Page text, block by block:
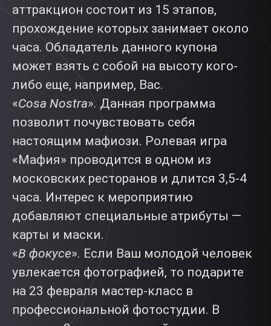
аттракцион состоит из 15 этапов,
прохождение которых занимает около
часа. Обладатель данного купона
может взять с собой на высоту кого-
либо еще, например, Вас.
«Cosa Nostra». Данная программа
позволит почувствовать себя
настоящим мафиози. Ролевая игра
«Мафия» проводится в одном из
московских ресторанов и длится 3,5-4
часа. Интерес к мероприятию
добавляют специальные атрибуты —
карты и маски.
«В фокусе». Если Ваш молодой человек
увлекается фотографией, то подарите
на 23 февраля мастер-класс в
профессиональной фотостудии. В